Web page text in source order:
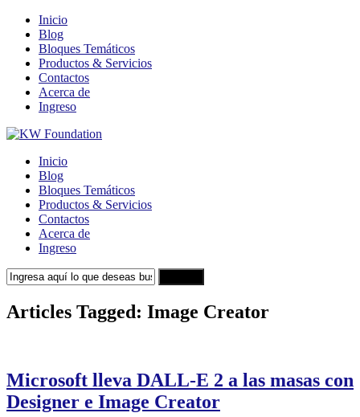
Inicio
Blog
Bloques Temáticos
Productos & Servicios
Contactos
Acerca de
Ingreso
Inicio
Blog
Bloques Temáticos
Productos & Servicios
Contactos
Acerca de
Ingreso
Articles Tagged: Image Creator
Microsoft lleva DALL-E 2 a las masas con
Designer e Image Creator